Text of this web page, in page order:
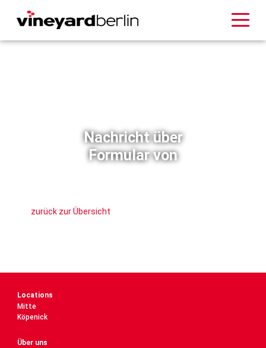
Nachricht über
Formular von
zurück zur Übersicht
Locations
Mitte
Köpenick
Über uns